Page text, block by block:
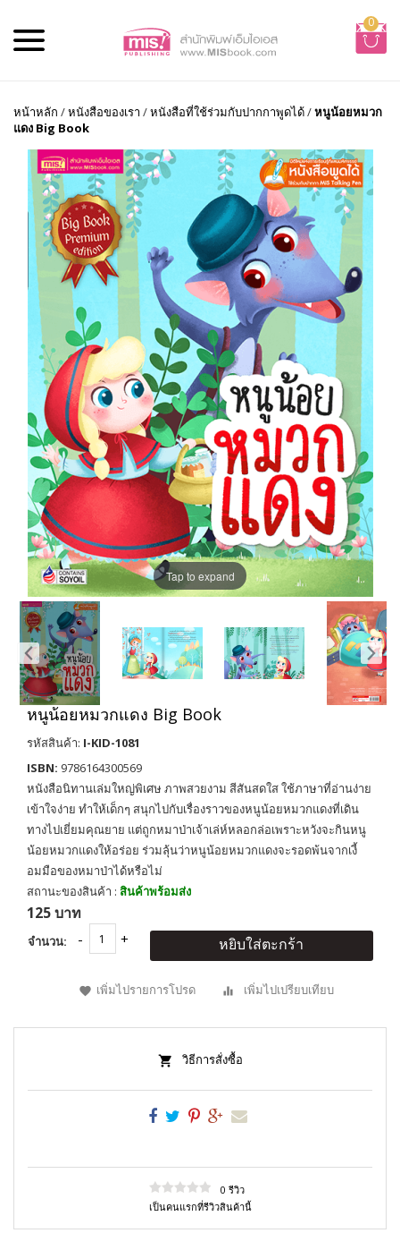
0
หน้าหลัก /หนังสือของเรา /หนังสือที่ใช้ร่วมกับปากกาพูดได้/หนูน้อยหมวก
แดง Big Book
Tap to expand
หนูน้อยหมวกแดง Big Book
รหัสสินค้า: I-KID-1081
ISBN: 9786164300569
หนังสือนิทานเล่มใหญ่พิเศษ ภาพสวยงาม สีสันสดใส ใช้ภาษาที่อ่านง่าย
เข้าใจง่าย ทำให้เด็กๆ สนุกไปกับเรื่องราวของหนูน้อยหมวกแดงที่เดิน
ทางไปเยี่ยมคุณยาย แต่ถูกหมาป่าเจ้าเล่ห์หลอกล่อเพราะหวังจะกินหนู
น้อยหมวกแดงให้อร่อย ร่วมลุ้นว่าหนูน้อยหมวกแดงจะรอดพ้นจากเงี้
อมมือของหมาป่าได้หรือไม่
สถานะของสินค้า : สินค้าพร้อมส่ง
125 บาท
จำนวน: หยิบใส่ตะกร้า
เพิ่มไปรายการโปรด เพิ่มไปเปรียบเทียบ
วิธีการสั่งซื้อ
0 รีวิว
เป็นคนแรกที่รีวิวสินค้านี้